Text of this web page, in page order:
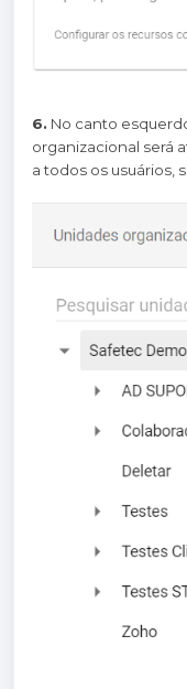
6. No canto
organizacional será
a todos os usuários,